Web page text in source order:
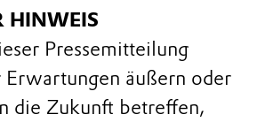
HINWEIS
Pressemitteilung
Erwartungen äußern oder
die Zukunft betreffen,